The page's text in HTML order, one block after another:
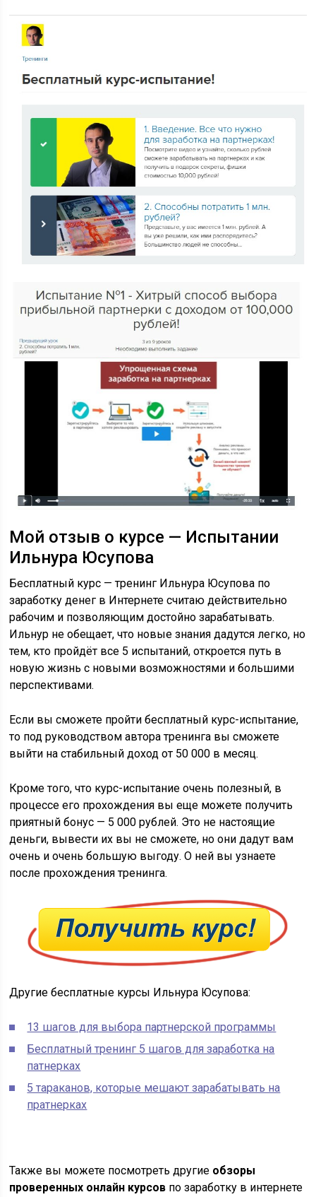
Мой отзыв о курсе — Испытании
Ильнура Юсупова
Бесплатный курс — тренинг Ильнура Юсупова по
заработку денег в Интернете считаю действительно
рабочим и позволяющим достойно зарабатывать.
Ильнур не обещает, что новые знания дадутся легко, но
тем, кто пройдёт все 5 испытаний, откроется путь в
новую жизнь с новыми возможностями и большими
перспективами.
Если вы сможете пройти бесплатный курс-испытание,
то под руководством автора тренинга вы сможете
выйти на стабильный доход от 50 000 в месяц.
Кроме того, что курс-испытание очень полезный, в
процессе его прохождения вы еще можете получить
приятный бонус — 5 000 рублей. Это не настоящие
деньги, вывести их вы не сможете, но они дадут вам
очень и очень большую выгоду. О ней вы узнаете
после прохождения тренинга.
Другие бесплатные курсы Ильнура Юсупова:
13 шагов для выбора партнерской программы
Бесплатный тренинг 5 шагов для заработка на
патнерках
5 тараканов, которые мешают зарабатывать на
пратнерках
Также вы можете посмотреть другие обзоры
проверенных онлайн курсов по заработку в интернете